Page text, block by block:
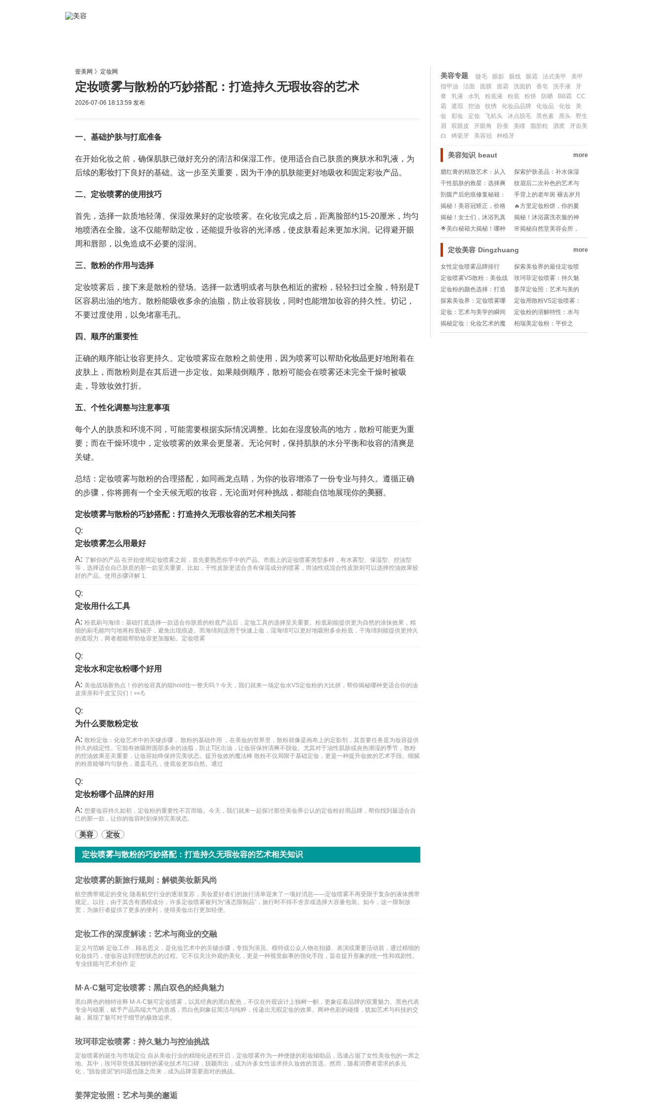
壹美网 》 定妆网
定妆喷雾与散粉的巧妙搭配：打造持久无瑕妆容的艺术
2026-07-06 18:13:59 发布
一、基础护肤与打底准备
在开始化妆之前，确保肌肤已做好充分的清洁和保湿工作。使用适合自己肤质的爽肤水和乳液，为
后续的彩妆打下良好的基础。这一步至关重要，因为干净的肌肤能更好地吸收和固定彩妆产品。
二、定妆喷雾的使用技巧
首先，选择一款质地轻薄、保湿效果好的定妆喷雾。在化妆完成之后，距离脸部约15-20厘米，均匀
地喷洒在全脸。这不仅能帮助定妆，还能提升妆容的光泽感，使皮肤看起来更加水润。记得避开眼
周和唇部，以免造成不必要的湿润。
三、散粉的作用与选择
定妆喷雾后，接下来是散粉的登场。选择一款透明或者与肤色相近的蜜粉，轻轻扫过全脸，特别是T
区容易出油的地方。散粉能吸收多余的油脂，防止妆容脱妆，同时也能增加妆容的持久性。切记，
不要过度使用，以免堵塞毛孔。
四、顺序的重要性
正确的顺序能让妆容更持久。定妆喷雾应在散粉之前使用，因为喷雾可以帮助化妆品更好地附着在
皮肤上，而散粉则是在其后进一步定妆。如果颠倒顺序，散粉可能会在喷雾还未完全干燥时被吸
走，导致妆效打折。
五、个性化调整与注意事项
每个人的肤质和环境不同，可能需要根据实际情况调整。比如在湿度较高的地方，散粉可能更为重
要；而在干燥环境中，定妆喷雾的效果会更显著。无论何时，保持肌肤的水分平衡和妆容的清爽是
关键。
总结：定妆喷雾与散粉的合理搭配，如同画龙点睛，为你的妆容增添了一份专业与持久。遵循正确
的步骤，你将拥有一个全天候无暇的妆容，无论面对何种挑战，都能自信地展现你的美丽。
定妆喷雾与散粉的巧妙搭配：打造持久无瑕妆容的艺术相关问答
Q:
定妆喷雾怎么用最好
A: 了解你的产品 在开始使用定妆喷雾之前，首先要熟悉你手中的产品。市面上的定妆喷雾类型多样，有水雾型、保湿型、控油型
等，选择适合自己肤质的那一款至关重要。比如，干性皮肤更适合含有保湿成分的喷雾，而油性或混合性皮肤则可以选择控油效果较
好的产品。使用步骤详解 1.
Q:
定妆用什么工具
A: 粉底刷与海绵：基础打底选择一款适合你肤质的粉底产品后，定妆工具的选择至关重要。粉底刷能提供更为自然的涂抹效果，精
细的刷毛能均匀地将粉底铺开，避免出现痕迹。而海绵则适用于快速上妆，湿海绵可以更好地吸附多余粉底，干海绵则能提供更持久
的遮瑕力，两者都能帮助妆容更加服帖。定妆喷雾
Q:
定妆水和定妆粉哪个好用
A: 美妆战场新热点！你的妆容真的能hold住一整天吗？今天，我们就来一场定妆水VS定妆粉的大比拼，帮你揭秘哪种更适合你的油
皮亲亲和干皮宝贝们！👀💪
Q:
为什么要散粉定妆
A: 散粉定妆：化妆艺术中的关键步骤， 散粉的基础作用 ，在美妆的世界里，散粉就像是画布上的定影剂，其首要任务是为妆容提供
持久的稳定性。它能有效吸附面部多余的油脂，防止T区出油，让妆容保持清爽不脱妆。尤其对于油性肌肤或炎热潮湿的季节，散粉
的控油效果至关重要，让妆容始终保持完美状态。提升妆效的魔法棒 散粉不仅局限于基础定妆，更是一种提升妆效的艺术手段。细腻
的粉质能够均匀肤色，遮盖毛孔，使底妆更加自然。通过
Q:
定妆粉哪个品牌的好用
A: 想要妆容持久如初，定妆粉的重要性不言而喻。今天，我们就来一起探讨那些美妆界公认的定妆粉好用品牌，帮你找到最适合自
己的那一款，让你的妆容时刻保持完美状态。
美容 定妆
定妆喷雾与散粉的巧妙搭配：打造持久无瑕妆容的艺术相关知识
定妆喷雾的新旅行规则：解锁美妆新风尚
航空携带规定的变化 随着航空行业的逐渐复苏，美妆爱好者们的旅行清单迎来了一项好消息——定妆喷雾不再受限于复杂的液体携带
规定。以往，由于其含有酒精成分，许多定妆喷雾被列为“液态限制品”，旅行时不得不舍弃或选择大容量包装。如今，这一限制放
宽，为旅行者提供了更多的便利，使得美妆出行更加轻便。
定妆工作的深度解读：艺术与商业的交融
定义与范畴 定妆工作，顾名思义，是化妆艺术中的关键步骤，专指为演员、模特或公众人物在拍摄、表演或重要活动前，通过精细的
化妆技巧，使妆容达到理想状态的过程。它不仅关注外观的美化，更是一种视觉叙事的强化手段，旨在提升形象的统一性和戏剧性。
专业技能与艺术创作 定
M·A·C魅可定妆喷雾：黑白双色的经典魅力
黑白两色的独特诠释 M·A·C魅可定妆喷雾，以其经典的黑白配色，不仅在外观设计上独树一帜，更象征着品牌的双重魅力。黑色代表
专业与稳重，赋予产品高端大气的质感，而白色则象征简洁与纯粹，传递出无暇定妆的效果。两种色彩的碰撞，犹如艺术与科技的交
融，展现了魅可对于细节的极致追求。
玫珂菲定妆喷雾：持久魅力与控油挑战
定妆喷雾的诞生与市场定位 自从美妆行业的精细化进程开启，定妆喷雾作为一种便捷的彩妆辅助品，迅速占据了女性美妆包的一席之
地。其中，玫珂菲凭借其独特的雾化技术与口碑，脱颖而出，成为许多女性追求持久妆效的首选。然而，随着消费者需求的多元
化，"脱妆搓泥"的问题也随之而来，成为品牌需要面对的挑战。
姜萍定妆照：艺术与美的邂逅
美容专题 睫毛 眼影 眼线 眼霜 法式美甲
美甲
指甲油
洁面 面膜 面霜 洗面奶 香皂 洗手液
牙
膏
乳液 水乳 粉底液 粉底 粉饼 防晒 BB霜
CC
霜
遮瑕 控油 纹绣 化妆品品牌 化妆品 化妆
美
妆
彩妆 定妆 飞机头 冰点脱毛 黑色素 黑头
野生
眉
双眼皮 开眼角 卧蚕 美瞳 脂肪粒 酒窝
牙齿美
白
烤瓷牙 美容冠 种植牙
美容知识 beaut more
腮红膏的精致艺术：从入
门到精通
探索护肤圣品：补水保湿
美白抗衰老品牌推荐
干性肌肤的救星：选择爽
肤水还是柔肤水
纹眉后二次补色的艺术与
时机
剖腹产后疤痕修复秘籍：
何时使用祛疤膏最见效？!
手背上的老年斑 褪去岁月
痕迹的可能与科学探索
揭秘！美容冠矫正，价格
大揭秘🔍💰
🔥方里定妆粉饼，你的夏
日控油救星？测评来袭!
揭秘！女士们，沐浴乳真
的能洗头吗？💦💧
揭秘！沐浴露洗衣服的神
奇功效，你get了吗？!
🌟美白秘籍大揭秘！哪种
护肤品让你肌肤如雪？✨
🌸揭秘自然堂美容会所，
肌肤保养的秘密花园🌺
定妆美容 Dingzhuang more
女性定妆喷雾品牌排行
榜：持久控油的秘密武器
探索美妆界的最佳定妆喷
雾：哪个品牌最得心应手?
定妆喷雾VS散粉：美妆战
场谁才是持久王者？💧
powder showdown
玫珂菲定妆喷雾：持久魅
力与控油挑战
定妆粉的颜色选择：打造
完美妆容的关键
姜萍定妆照：艺术与美的
邂逅
探索美妆界：定妆喷雾哪
家强？
定妆用散粉VS定妆喷雾：
哪种更胜一筹？
定妆：艺术与美学的瞬间
凝固
定妆粉的溶解特性：水与
非水介质中的差异
揭秘定妆：化妆艺术的魔
法时刻！
柏瑞美定妆粉：平价之
选，性价比之王